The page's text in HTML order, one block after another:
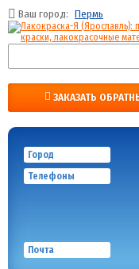
Ваш город: Пермь
ЗАКАЗАТЬ
Город
Телефоны
Почта